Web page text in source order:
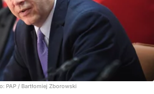
PAP / Bartłomiej Zborowski